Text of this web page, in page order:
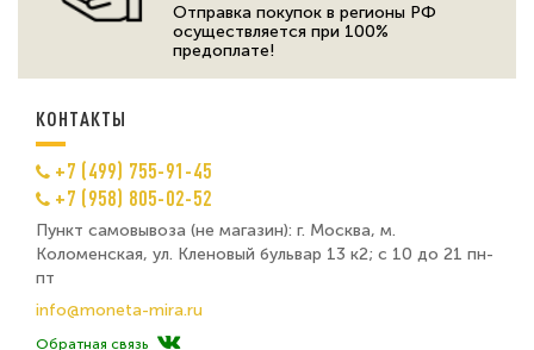
Отправка покупок в регионы РФ
осуществляется при 100%
предоплате!
КОНТАКТЫ
+7 (499) 755-91-45
+7 (958) 805-02-52
Пункт самовывоза (не магазин): г. Москва, м.
Коломенская, ул. Кленовый бульвар 13 к2; с 10 до 21 пн-
пт
info@moneta-mira.ru
Обратная связь